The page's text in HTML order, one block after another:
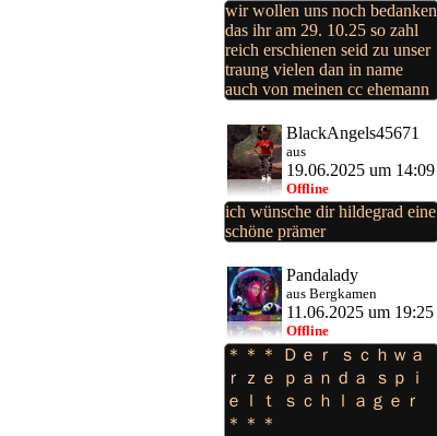
wir wollen uns noch bedanken
das ihr am 29. 10.25 so zahl
reich erschienen seid zu unser
traung vielen dan in name
auch von meinen cc ehemann
BlackAngels45671
aus
19.06.2025 um 14:09
Offline
ich wünsche dir hildegrad eine
schöne prämer
Pandalady
aus Bergkamen
11.06.2025 um 19:25
Offline
＊＊＊ Ｄｅｒ ｓｃｈｗａ
ｒｚｅ ｐａｎｄａ ｓｐｉ
ｅｌｔ ｓｃｈｌａｇｅｒ
＊＊＊